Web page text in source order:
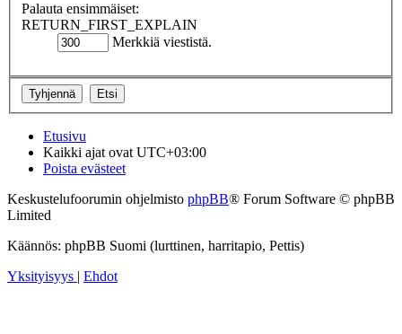
Palauta ensimmäiset:
RETURN_FIRST_EXPLAIN
Merkkiä viestistä.
Etusivu
Kaikki ajat ovat UTC+03:00
Poista evästeet
Keskustelufoorumin ohjelmisto phpBB® Forum Software © phpBB
Limited
Käännös: phpBB Suomi (lurttinen, harritapio, Pettis)
Yksityisyys | Ehdot